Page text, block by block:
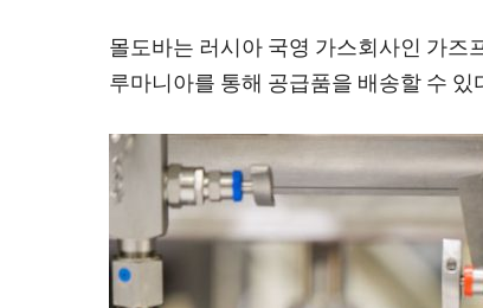
몰도바는 러시아 국영 가스회사인 가즈
루마니아를 통해 공급품을 배송할 수